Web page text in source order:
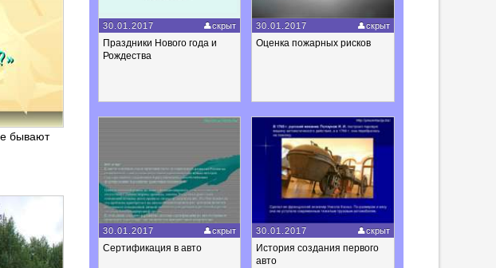
бывают
30.01.2017 скрыт
Праздники Нового года и
Рождества
30.01.2017 скрыт
Оценка пожарных рисков
30.01.2017 скрыт
Сертификация в авто
30.01.2017 скрыт
История создания первого
авто